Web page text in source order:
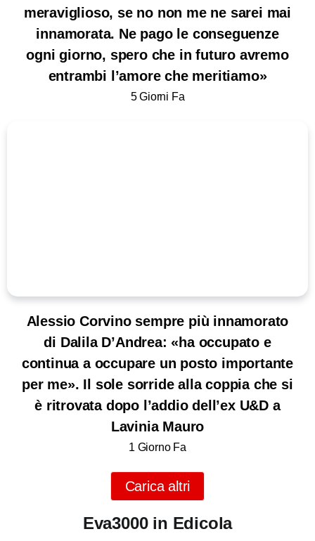
meraviglioso, se no non me ne sarei mai
innamorata. Ne pago le conseguenze
ogni giorno, spero che in futuro avremo
entrambi l’amore che meritiamo»
5 Giorni Fa
Alessio Corvino sempre più innamorato
di Dalila D’Andrea: «ha occupato e
continua a occupare un posto importante
per me». Il sole sorride alla coppia che si
è ritrovata dopo l’addio dell’ex U&D a
Lavinia Mauro
1 Giorno Fa
Carica altri
Eva3000 in Edicola